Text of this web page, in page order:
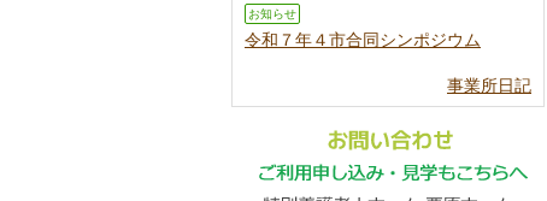
お知らせ
令和７年４市合同シンポジウム
事業所日記